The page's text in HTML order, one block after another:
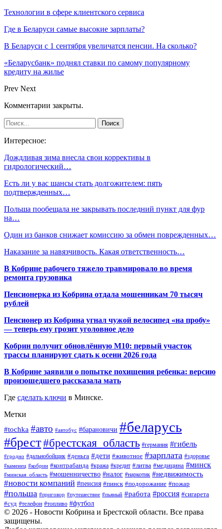
Технологии в сфере клиентского сервиса
Где в Беларуси самые высокие зарплаты?
В Беларуси с 1 сентября увеличатся пенсии. На сколько?
«Беларусбанк» поднял ставки по самому популярному
кредиту на жилье
Prev Next
Комментарии закрыты.
Интересное:
Дождливая зима внесла свои коррективы в
гидрологический…
Есть ли у вас шансы стать долгожителем: пять
подтвержденных…
Польша пообещала не закрывать последний пункт для фур
на…
Один из банков снижает комиссию за обмен поврежденных…
Наказание за навязчивость. Какая ответственность…
В Кобрине рабочего тяжело травмировало во время
ремонта грузовика
Пенсионерка из Кобрина отдала мошенникам 70 тысяч
рублей
Пенсионер из Кобрина угнал чужой велосипед «на пробу»
— теперь ему грозит уголовное дело
Кобрин получит обновлённую М10: первый участок
трассы планируют сдать к осени 2026 года
В Кобрине заявили о попытке похищения ребенка: версию
произошедшего рассказала мать
Где сделать ключи в Минске.
Метки
#tochka #авто #автобус #барановичи #беларусь
#брест#брестская_область #германия #гибель
#гродно #дальнобойщик #деньга #дети #животное #зарплата #здоровье
#каменец #кобрин #контрабанда #кража #кредит #литва #медицина #минск
#минская_область #мошенничество #налог #наркотик #недвижимость
#новости компаний #пенсия #пинск #подорожание #пожар
#польша #приговор #путешествие #пьяный #работа #россия #сигарета
#суд #телефон #топливо #футбол
© 2026 - Новости Кобрина и Брестской области. Все права
защищены.